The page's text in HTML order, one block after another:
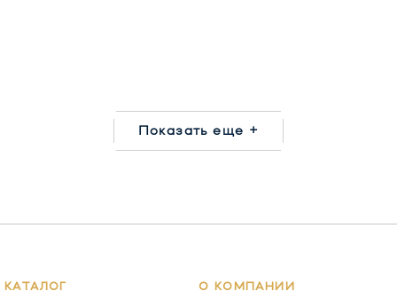
Показать еще +
КАТАЛОГ О КОМПАНИИ